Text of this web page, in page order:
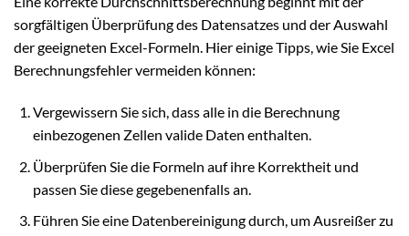
sorgfältigen Überprüfung des Datensatzes und der Auswahl
der geeigneten Excel-Formeln. Hier einige Tipps, wie Sie Excel
Berechnungsfehler vermeiden können:
Vergewissern Sie sich, dass alle in die Berechnung
einbezogenen Zellen valide Daten enthalten.
Überprüfen Sie die Formeln auf ihre Korrektheit und
passen Sie diese gegebenenfalls an.
Führen Sie eine Datenbereinigung durch, um Ausreißer zu